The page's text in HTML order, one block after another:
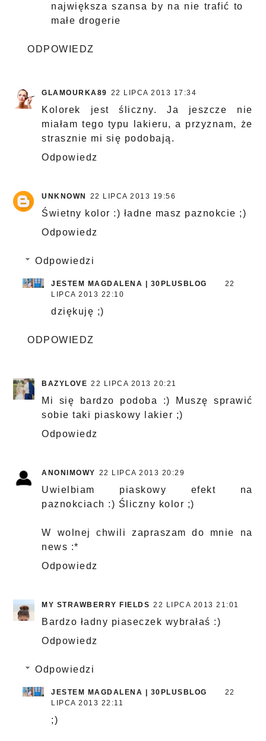
największa szansa by na nie trafić to
małe drogerie
ODPOWIEDZ
GLAMOURKA89 22 LIPCA 2013 17:34
Kolorek jest śliczny. Ja jeszcze nie
miałam tego typu lakieru, a przyznam, że
strasznie mi się podobają.
Odpowiedz
UNKNOWN 22 LIPCA 2013 19:56
Świetny kolor :) ładne masz paznokcie ;)
Odpowiedz
Odpowiedzi
JESTEM MAGDALENA | 30PLUSBLOG
22
LIPCA 2013 22:10
dziękuję ;)
ODPOWIEDZ
BAZYLOVE 22 LIPCA 2013 20:21
Mi się bardzo podoba :) Muszę sprawić
sobie taki piaskowy lakier ;)
Odpowiedz
ANONIMOWY 22 LIPCA 2013 20:29
Uwielbiam piaskowy efekt na
paznokciach :) Śliczny kolor ;)
W wolnej chwili zapraszam do mnie na
news :*
Odpowiedz
MY STRAWBERRY FIELDS 22 LIPCA 2013 21:01
Bardzo ładny piaseczek wybrałaś :)
Odpowiedz
Odpowiedzi
JESTEM MAGDALENA | 30PLUSBLOG
22
LIPCA 2013 22:11
;)